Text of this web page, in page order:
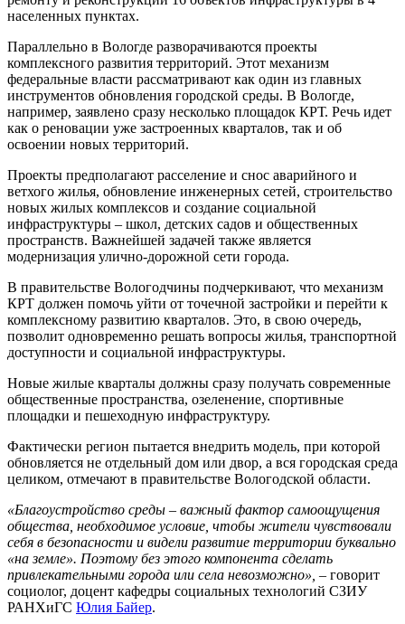
населенных пунктах.
Параллельно в Вологде разворачиваются проекты
комплексного развития территорий. Этот механизм
федеральные власти рассматривают как один из главных
инструментов обновления городской среды. В Вологде,
например, заявлено сразу несколько площадок КРТ. Речь идет
как о реновации уже застроенных кварталов, так и об
освоении новых территорий.
Проекты предполагают расселение и снос аварийного и
ветхого жилья, обновление инженерных сетей, строительство
новых жилых комплексов и создание социальной
инфраструктуры – школ, детских садов и общественных
пространств. Важнейшей задачей также является
модернизация улично-дорожной сети города.
В правительстве Вологодчины подчеркивают, что механизм
КРТ должен помочь уйти от точечной застройки и перейти к
комплексному развитию кварталов. Это, в свою очередь,
позволит одновременно решать вопросы жилья, транспортной
доступности и социальной инфраструктуры.
Новые жилые кварталы должны сразу получать современные
общественные пространства, озеленение, спортивные
площадки и пешеходную инфраструктуру.
Фактически регион пытается внедрить модель, при которой
обновляется не отдельный дом или двор, а вся городская среда
целиком, отмечают в правительстве Вологодской области.
«Благоустройство среды – важный фактор самоощущения
общества, необходимое условие, чтобы жители чувствовали
себя в безопасности и видели развитие территории буквально
«на земле». Поэтому без этого компонента сделать
привлекательными города или села невозможно», – говорит
социолог, доцент кафедры социальных технологий СЗИУ
РАНХиГС Юлия Байер.